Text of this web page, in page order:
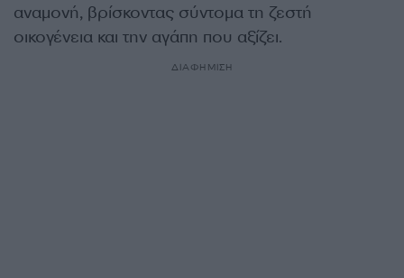
αναμονή, βρίσκοντας σύντομα τη ζεστή
οικογένεια και την αγάπη που αξίζει.
ΔΙΑΦΗΜΙΣΗ